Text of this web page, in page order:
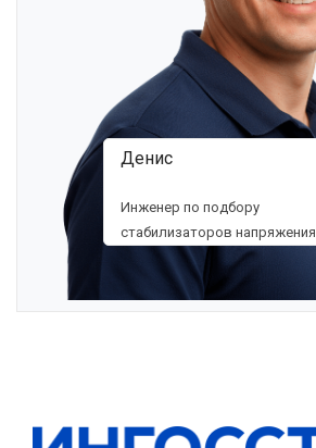
Денис
Инженер по подбору
стабилизаторов напряжения